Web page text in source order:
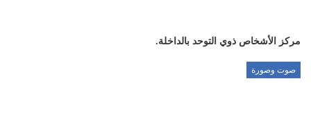
مركز الأشخاص ذوي التوحد بالداخلة.
صوت وصورة